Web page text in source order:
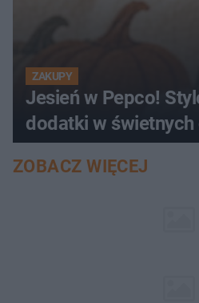
ZAKUPY
Jesień w Pepco!
dodatki w świetnych
ZOBACZ WIĘCEJ